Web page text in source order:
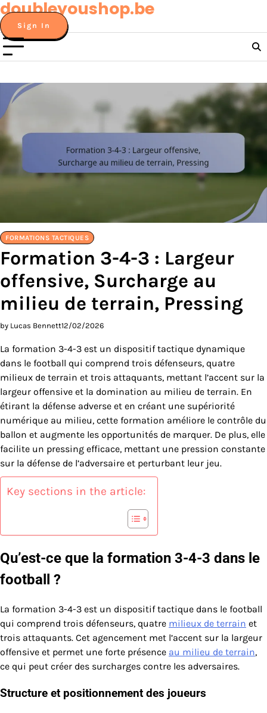
Skip
to
content
doubleyoushop.be
Sign In
FORMATIONS TACTIQUES
Formation 3-4-3 : Largeur
offensive, Surcharge au
milieu de terrain, Pressing
by Lucas Bennett12/02/2026
La formation 3-4-3 est un dispositif tactique dynamique
dans le football qui comprend trois défenseurs, quatre
milieux de terrain et trois attaquants, mettant l’accent sur la
largeur offensive et la domination au milieu de terrain. En
étirant la défense adverse et en créant une supériorité
numérique au milieu, cette formation améliore le contrôle du
ballon et augmente les opportunités de marquer. De plus, elle
facilite un pressing efficace, mettant une pression constante
sur la défense de l’adversaire et perturbant leur jeu.
Key sections in the article:
Qu’est-ce que la formation 3-4-3 dans le
football ?
La formation 3-4-3 est un dispositif tactique dans le football
qui comprend trois défenseurs, quatre milieux de terrain et
trois attaquants. Cet agencement met l’accent sur la largeur
offensive et permet une forte présence au milieu de terrain,
ce qui peut créer des surcharges contre les adversaires.
Structure et positionnement des joueurs